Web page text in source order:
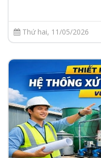
Thứ hai, 11/05/2026